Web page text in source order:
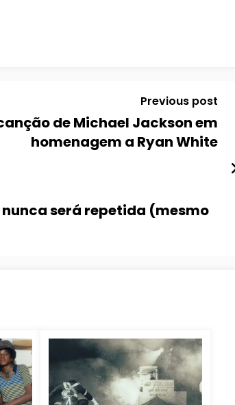
Previous post
de Michael Jackson em
homenagem a Ryan White
será repetida (mesmo